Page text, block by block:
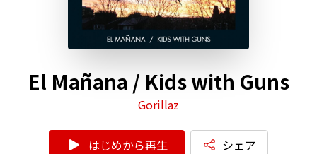
El Mañana / Kids with Guns
Gorillaz
はじめから再生 シェア